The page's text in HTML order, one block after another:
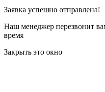
Заявка успешно отправлена!
Наш менеджер перезвонит
время
Закрыть это окно